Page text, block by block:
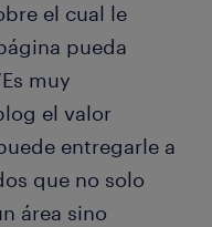
el cual le
pueda
muy
el valor
entregarle a
que no solo
área sino